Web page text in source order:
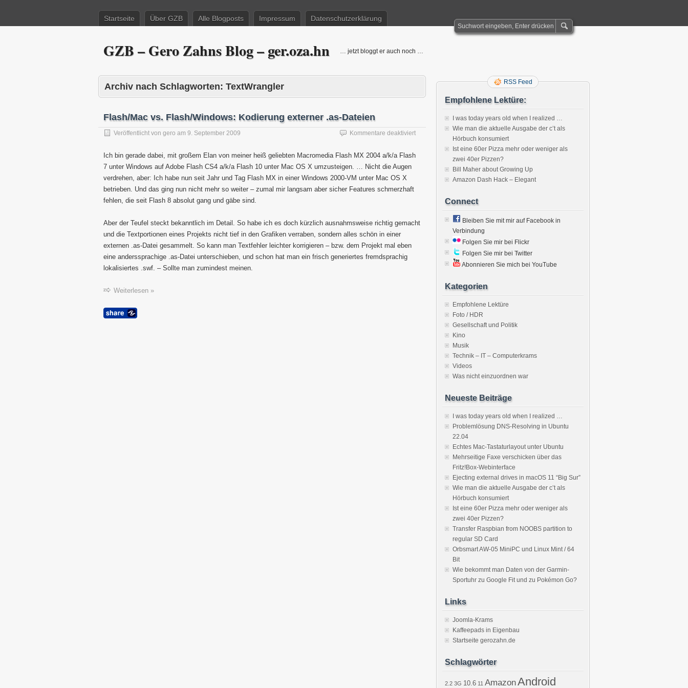
Startseite Über GZB Alle Blogposts Impressum Datenschutzerklärung
GZB – Gero Zahns Blog – ger.oza.hn … jetzt bloggt er auch noch …
Archiv nach Schlagworten: TextWrangler
Flash/Mac vs. Flash/Windows: Kodierung externer .as-Dateien
Veröffentlicht von gero am 9. September 2009 Kommentare deaktiviertfür
Flash/Windows:
Ich bin gerade dabei, mit großem Elan von meiner heiß geliebten Macromedia Flash MX 2004 a/k/a Flash
7 unter Windows auf Adobe Flash CS4 a/k/a Flash 10 unter Mac OS X umzusteigen. … Nicht die Augen
verdrehen, aber: Ich habe nun seit Jahr und Tag Flash MX in einer Windows 2000-VM unter Mac OS X
betrieben. Und das ging nun nicht mehr so weiter – zumal mir langsam aber sicher Features schmerzhaft
fehlen, die seit Flash 8 absolut gang und gäbe sind.
Aber der Teufel steckt bekanntlich im Detail. So habe ich es doch kürzlich ausnahmsweise richtig gemacht
und die Textportionen eines Projekts nicht tief in den Grafiken verraben, sondern alles schön in einer
externen .as-Datei gesammelt. So kann man Textfehler leichter korrigieren – bzw. dem Projekt mal eben
eine anderssprachige .as-Datei unterschieben, und schon hat man ein frisch generiertes fremdsprachig
lokalisiertes .swf. – Sollte man zumindest meinen.
Weiterlesen »
RSS Feed
Empfohlene Lektüre:
I was today years old when I realized …
Wie man die aktuelle Ausgabe der c’t als
Hörbuch konsumiert
Ist eine 60er Pizza mehr oder weniger als
zwei 40er Pizzen?
Bill Maher about Growing Up
Amazon Dash Hack – Elegant
Connect
Bleiben Sie mit mir auf Facebook in
Verbindung
Folgen Sie mir bei Flickr
Folgen Sie mir bei Twitter
Abonnieren Sie mich bei YouTube
Kategorien
Empfohlene Lektüre
Foto / HDR
Gesellschaft und Politik
Kino
Musik
Technik – IT – Computerkrams
Videos
Was nicht einzuordnen war
Neueste Beiträge
I was today years old when I realized …
Problemlösung DNS-Resolving in Ubuntu
22.04
Echtes Mac-Tastaturlayout unter Ubuntu
Mehrseitige Faxe verschicken über das
Fritz!Box-Webinterface
Ejecting external drives in macOS 11 “Big Sur”
Wie man die aktuelle Ausgabe der c’t als
Hörbuch konsumiert
Ist eine 60er Pizza mehr oder weniger als
zwei 40er Pizzen?
Transfer Raspbian from NOOBS partition to
regular SD Card
Orbsmart AW-05 MiniPC und Linux Mint / 64
Bit
Wie bekommt man Daten von der Garmin-
Sportuhr zu Google Fit und zu Pokémon Go?
Links
Joomla-Krams
Kaffeepads in Eigenbau
Startseite gerozahn.de
Schlagwörter
2.2 3G 10.6 11 AmazonAndroid